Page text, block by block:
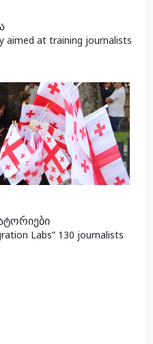
aimed at training journalists
Labs” 130 journalists